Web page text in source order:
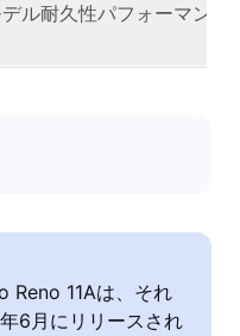
ル耐久性パフォーマンス
Reno 11Aは、それ
6月にリリースされ